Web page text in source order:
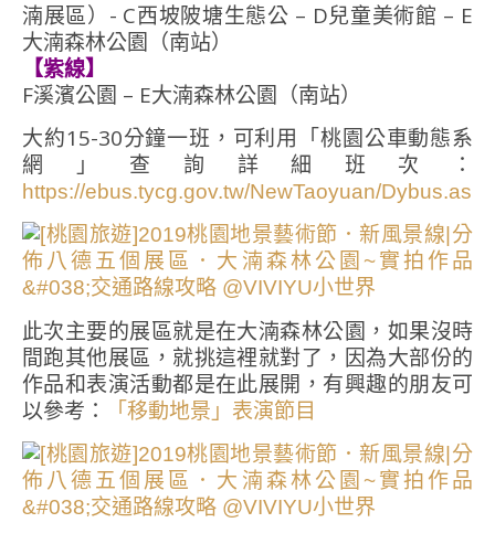
湳展區）- C西坡陂塘生態公 – D兒童美術館 – E
大湳森林公園（南站）
【紫線】
F溪濱公園 – E大湳森林公園（南站）
大約15-30分鐘一班，可利用「桃園公車動態系
網」查詢詳細班次：
https://ebus.tycg.gov.tw/NewTaoyuan/Dybus.aspx
此次主要的展區就是在大湳森林公園，如果沒時
間跑其他展區，就挑這裡就對了，因為大部份的
作品和表演活動都是在此展開，有興趣的朋友可
以參考：
「移動地景」表演節目